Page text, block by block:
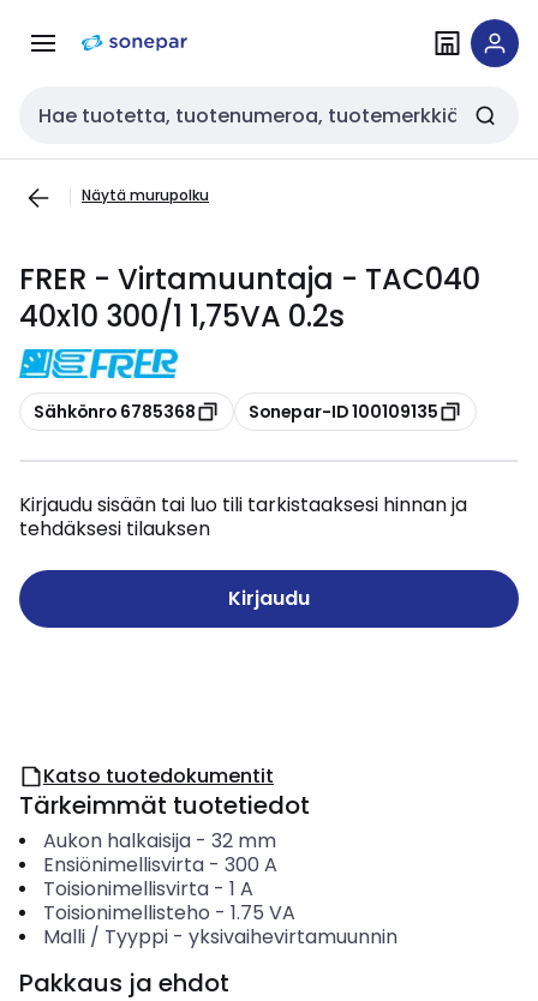
navigointiinsisältöön
Haku
Näytä murupolku
FRER - Virtamuuntaja - TAC040
40x10 300/1 1,75VA 0.2s
Kopioi
Sähkönro 6785368 Kopioi
Sonepar-ID 100109135
Kirjaudu sisään tai luo tili tarkistaaksesi hinnan ja
tehdäksesi tilauksen
Kirjaudu
Katso tuotedokumentit
Tärkeimmät tuotetiedot
Aukon halkaisija- 32 mm
Ensiönimellisvirta- 300 A
Toisionimellisvirta- 1 A
Toisionimellisteho - 1.75 VA
Malli / Tyyppi- yksivaihevirtamuunnin
Pakkaus ja ehdot